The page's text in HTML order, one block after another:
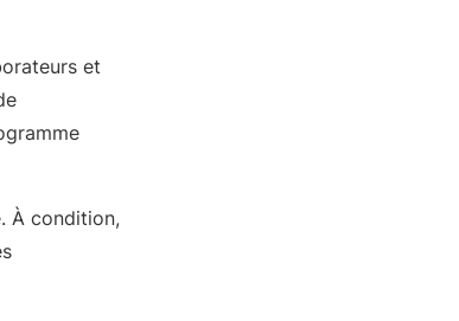
et
À condition,